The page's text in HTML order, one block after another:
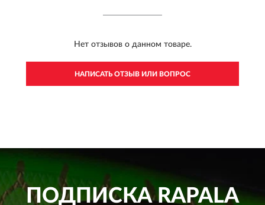
Нет отзывов о данном товаре.
НАПИСАТЬ ОТЗЫВ ИЛИ ВОПРОС
ПОДПИСКАRAPALA